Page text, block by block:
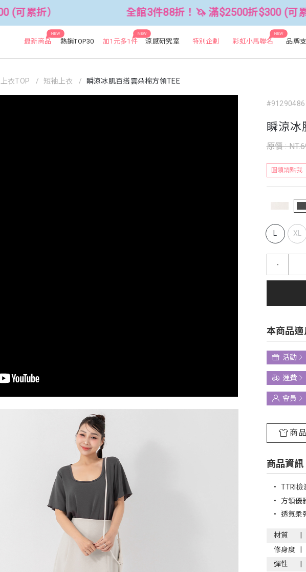
全館3件88折！🦄 滿$2500折$300 (可累折）
NEW
最新商品 熱銷TOP30
NEW
加1元多1件 涼感研究室 特別企劃
NEW
彩虹小馬聯名 品牌
#91290486
瞬涼冰
原價 :
圓領請點我
L XL
-
本商品
活動
運費
會員
商
商品資訊
• TTRI
• 方領優
• 透氣柔
材質
修身度
彈性
上衣TOP 短袖上衣 瞬涼冰肌百搭雲朵棉方領TEE